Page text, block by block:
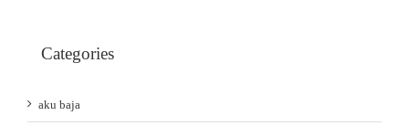
Categories
aku baja